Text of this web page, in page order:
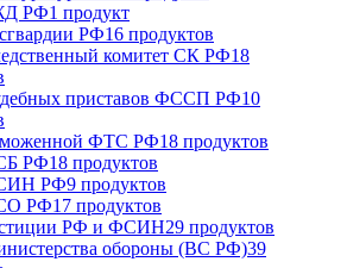
РФ1 продукт
РФ16 продуктов
комитет СК РФ18
приставов ФССП РФ10
ФТС РФ18 продуктов
РФ18 продуктов
РФ9 продуктов
РФ17 продуктов
РФ и ФСИН29 продуктов
обороны (ВС РФ)39